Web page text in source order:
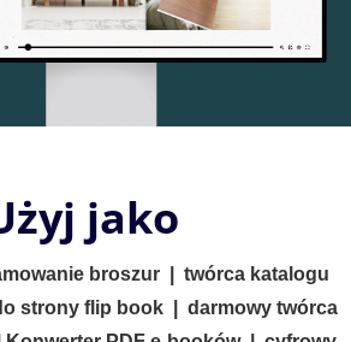
jako
broszur| twórca katalogu
strony flip book| darmowy twórca